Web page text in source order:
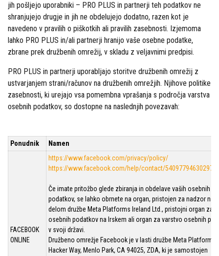
jih pošljejo uporabniki – PRO PLUS in partnerji teh podatkov ne
shranjujejo drugje in jih ne obdelujejo dodatno, razen kot je
navedeno v pravilih o piškotkih ali pravilih zasebnosti. Izjemoma
lahko PRO PLUS in/ali partnerji hranijo vaše osebne podatke,
zbrane prek družbenih omrežij, v skladu z veljavnimi predpisi.
PRO PLUS in partnerji uporabljajo storitve družbenih omrežij z
ustvarjanjem strani/računov na družbenih omrežjih. Njihove politike
zasebnosti, ki urejajo vsa pomembna vprašanja s področja varstva
osebnih podatkov, so dostopne na naslednjih povezavah:
Ponudnik Namen
FACEBOOK
ONLINE
https://www.facebook.com/privacy/policy/
https://www.facebook.com/help/contact/540977946302970
Če imate pritožbo glede zbiranja in obdelave vaših osebnih
podatkov, se lahko obrnete na organ, pristojen za nadzor nad
delom družbe Meta Platforms Ireland Ltd., pristojni organ za
osebnih podatkov na Irskem ali organ za varstvo osebnih
v svoji državi.
Družbeno omrežje Facebook je v lasti družbe Meta Platforms
Hacker Way, Menlo Park, CA 94025, ZDA, ki je samostojen